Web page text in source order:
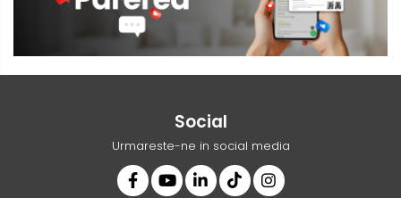
Social
Urmareste-ne in social media